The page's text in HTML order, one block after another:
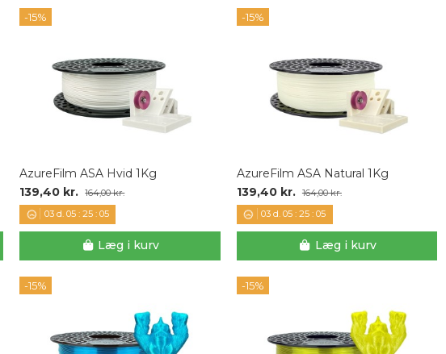
-15%
AzureFilm ASA Hvid 1Kg
139,40 kr. 164,00 kr.
03d. 05: 25: 04
Læg i kurv
-15%
AzureFilm ASA Natural 1Kg
139,40 kr. 164,00 kr.
03 d. 05 :25 :04
Læg i kurv
-15% -15%